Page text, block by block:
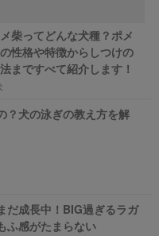
柴ってどんな犬種？ポメ
性格や特徴からしつけの
まですべて紹介します！
？犬の泳ぎの教え方を解
だ成長中！BIG過ぎるラガ
ふ感がたまらない